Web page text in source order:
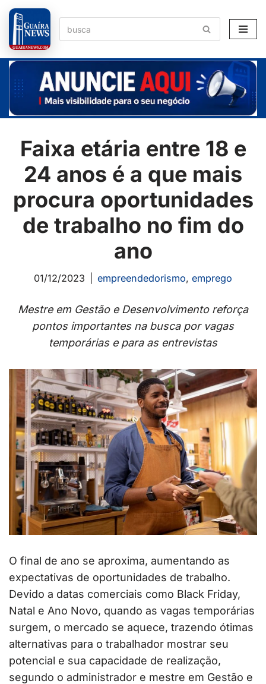
Pular
para
o
conteúdo
Faixa etária entre 18 e
24 anos é a que mais
procura oportunidades
de trabalho no fim do
ano
01/12/2023 empreendedorismo, emprego
Mestre em Gestão e Desenvolvimento reforça
pontos importantes na busca por vagas
temporárias e para as entrevistas
O final de ano se aproxima, aumentando as
expectativas de oportunidades de trabalho.
Devido a datas comerciais como Black Friday,
Natal e Ano Novo, quando as vagas temporárias
surgem, o mercado se aquece, trazendo ótimas
alternativas para o trabalhador mostrar seu
potencial e sua capacidade de realização,
segundo o administrador e mestre em Gestão e